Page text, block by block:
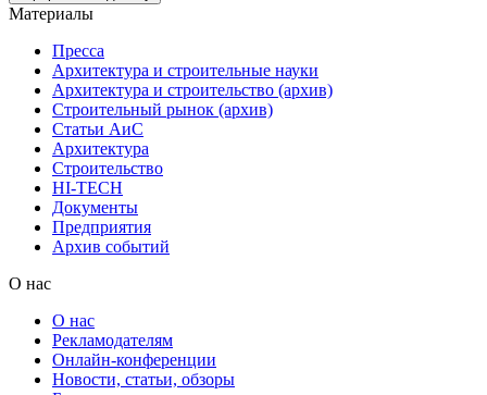
Материалы
Пресса
Архитектура и строительные науки
Архитектура и строительство (архив)
Строительный рынок (архив)
Статьи АиС
Архитектура
Строительство
HI-TECH
Документы
Предприятия
Архив событий
О нас
О нас
Рекламодателям
Онлайн-конференции
Новости, статьи, обзоры